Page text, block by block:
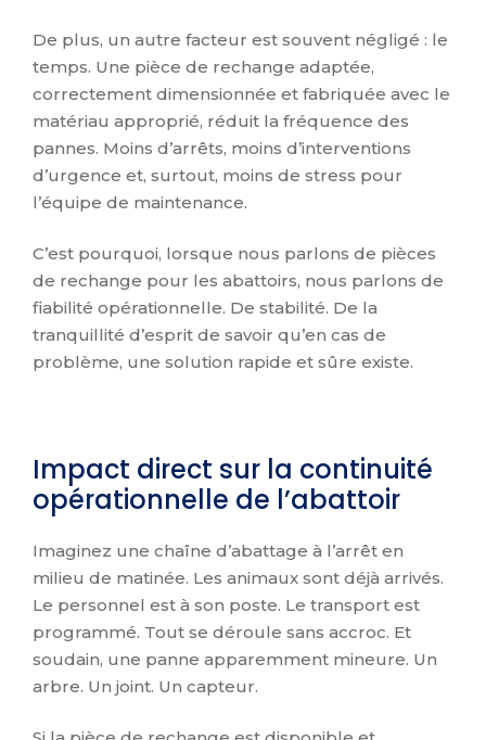
De plus, un autre facteur est souvent négligé : le
temps. Une pièce de rechange adaptée,
correctement dimensionnée et fabriquée avec le
matériau approprié, réduit la fréquence des
pannes. Moins d’arrêts, moins d’interventions
d’urgence et, surtout, moins de stress pour
l’équipe de maintenance.
C’est pourquoi, lorsque nous parlons de pièces
de rechange pour les abattoirs, nous parlons de
fiabilité opérationnelle. De stabilité. De la
tranquillité d’esprit de savoir qu’en cas de
problème, une solution rapide et sûre existe.
Impact direct sur la continuité
opérationnelle de l’abattoir
Imaginez une chaîne d’abattage à l’arrêt en
milieu de matinée. Les animaux sont déjà arrivés.
Le personnel est à son poste. Le transport est
programmé. Tout se déroule sans accroc. Et
soudain, une panne apparemment mineure. Un
arbre. Un joint. Un capteur.